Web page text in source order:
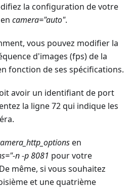
la configuration de votre
camera="auto".
vous pouvez modifier la
d'images (fps) de la
fonction de ses spécifications.
avoir un identifiant de port
la ligne 72 qui indique les
en
n -p 8081 pour votre
même, si vous souhaitez
et une quatrième